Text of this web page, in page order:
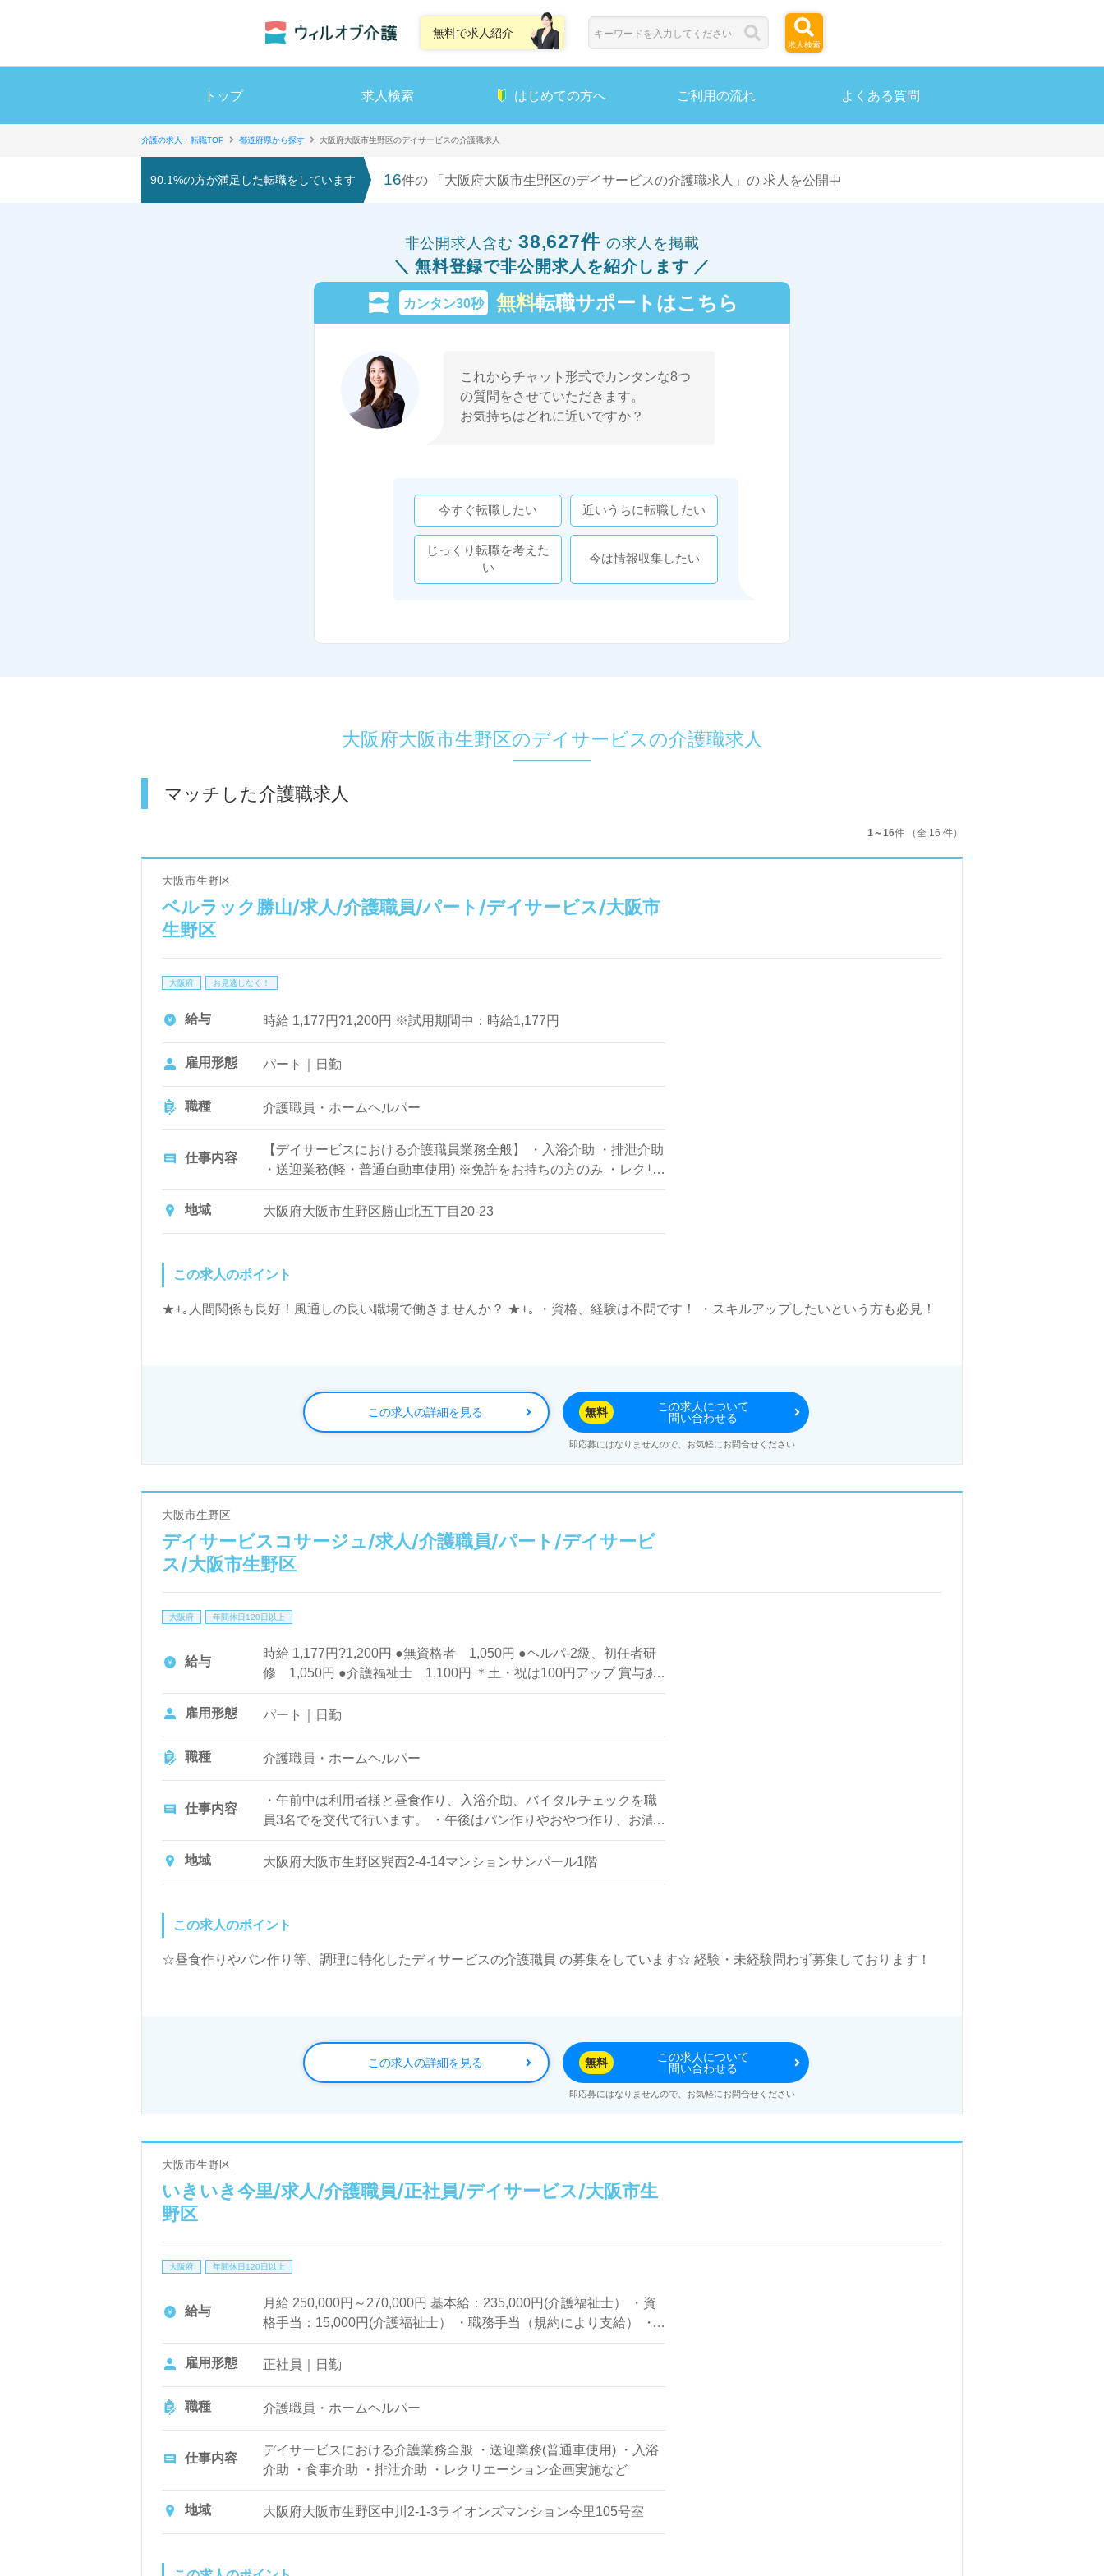
無料で求人紹介
求人検索
トップ 求人検索 はじめての方へ ご利用の流れ よくある質問
介護の求人・転職TOP 都道府県から探す 大阪府大阪市生野区のデイサービスの介護職求人
90.1%の方が満足した転職をしています 16件の 「大阪府大阪市生野区のデイサービスの介護職求人」の 求人を公開中
非公開求人含む 38,627件 の求人を掲載
無料登録で非公開求人を紹介します
カンタン30秒 無料転職サポートはこちら
これからチャット形式でカンタンな8つ
の質問をさせていただきます。
お気持ちはどれに近いですか？
今すぐ転職したい 近いうちに転職したい
じっくり転職を考えた
い
今は情報収集したい
大阪府大阪市生野区のデイサービスの介護職求人
マッチした介護職求人
1～16件 （全 16 件）
大阪市生野区
ベルラック勝山/求人/介護職員/パート/デイサービス/大阪市
生野区
大阪府 お見逃しなく！
給与 時給 1,177円?1,200円 ※試用期間中：時給1,177円
雇用形態 パート｜日勤
職種 介護職員・ホームヘルパー
仕事内容
【デイサービスにおける介護職員業務全般】 ・入浴介助 ・排泄介助
・送迎業務(軽・普通自動車使用) ※免許をお持ちの方のみ ・レクリ
エーションの企画、運営 等
地域
大阪府大阪市生野区勝山北五丁目20-23
この求人のポイント
★+｡人間関係も良好！風通しの良い職場で働きませんか？ ★+｡ ・資格、経験は不問です！ ・スキルアップしたいという方も必見！
この求人の詳細を見る 無料
この求人について
問い合わせる
即応募にはなりませんので、お気軽にお問合せください
大阪市生野区
デイサービスコサージュ/求人/介護職員/パート/デイサービ
ス/大阪市生野区
大阪府 年間休日120日以上
給与
時給 1,177円?1,200円 ●無資格者 1,050円 ●ヘルパ-2級、初任者研
修 1,050円 ●介護福祉士 1,100円 ＊土・祝は100円アップ 賞与あ
り 昇給あり
雇用形態
パート｜日勤
職種 介護職員・ホームヘルパー
仕事内容
・午前中は利用者様と昼食作り、入浴介助、バイタルチェックを職
員3名でを交代で行います。 ・午後はパン作りやおやつ作り、お漬
物作り等日替わりで行います。 ・バイタルチェック（定員13名） ・
入浴介助（1日10名程度） ・食事介助（1日0～2名程度） ・排泄介
のでご安心ください！ 土曜日週1日でも可！
地域 大阪府大阪市生野区巽西2-4-14マンションサンパール1階
この求人のポイント
☆昼食作りやパン作り等、調理に特化したディサービスの介護職員 の募集をしています☆ 経験・未経験問わず募集しております！
この求人の詳細を見る 無料
この求人について
問い合わせる
即応募にはなりませんので、お気軽にお問合せください
大阪市生野区
いきいき今里/求人/介護職員/正社員/デイサービス/大阪市生
野区
大阪府 年間休日120日以上
給与
月給 250,000円～270,000円 基本給：235,000円(介護福祉士） ・資
格手当：15,000円(介護福祉士） ・職務手当（規約により支給） ・
扶養家族手当（規約により支給） ・監督指導職手当（規約により支
給） ・交通費手当（全額支給） キャリアパス制度導入 試用期間中
雇用形態 正社員｜日勤
職種 介護職員・ホームヘルパー
仕事内容
デイサービスにおける介護業務全般 ・送迎業務(普通車使用) ・入浴
介助 ・食事介助 ・排泄介助 ・レクリエーション企画実施など
地域 大阪府大阪市生野区中川2-1-3ライオンズマンション今里105号室